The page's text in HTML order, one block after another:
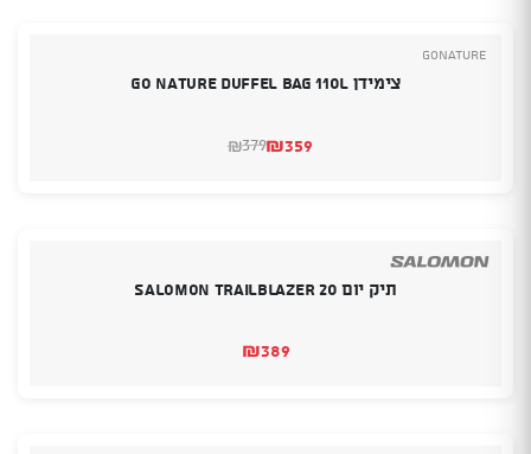
GoNature
צימידן Go Nature Duffel Bag 110L
₪379
המחיר₪359
המחיר
תיק יום SALOMON TRAILBLAZER 20
₪389